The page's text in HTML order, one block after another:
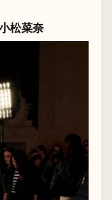
松菜奈